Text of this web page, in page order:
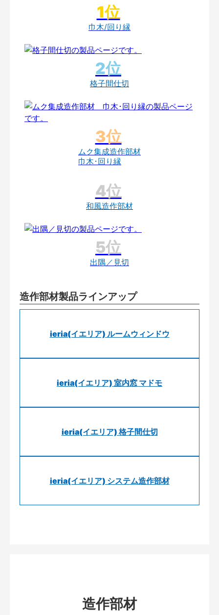
巾木/回り縁
格子間仕切
ムク集成造作部材
巾木･回り縁
和風造作部材
出隅／見切
造作部材製品ラインアップ
ieria(イエリア) ルームウィンドウ
ieria(イエリア) 室内窓 マドモ
ieria(イエリア) 格子間仕切
ieria(イエリア) システム造作部材
造作部材